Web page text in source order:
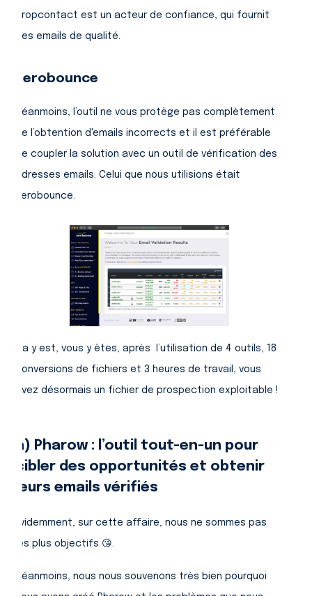
Dropcontact est un acteur de confiance, qui fournit
des emails de qualité.
Zerobounce
Néanmoins, l’outil ne vous protège pas complètement
de l’obtention d'emails incorrects et il est préférable
de coupler la solution avec un outil de vérification des
adresses emails. Celui que nous utilisions était
Zerobounce.
Ca y est, vous y êtes, après l’utilisation de 4 outils, 18
conversions de fichiers et 3 heures de travail, vous
avez désormais un fichier de prospection exploitable !
a) Pharow : l’outil tout-en-un pour
cibler des opportunités et obtenir
leurs emails vérifiés
Evidemment, sur cette affaire, nous ne sommes pas
les plus objectifs 😘.
Néanmoins, nous nous souvenons très bien pourquoi